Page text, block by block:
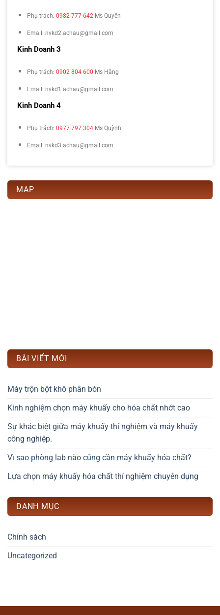
Phụ trách: 0982 777 642 Ms Quyên
Email: nvkd2.achau@gmail.com
Kinh Doanh 3
Phụ trách: 0902 804 600 Ms Hằng
Email: nvkd1.achau@gmail.com
Kinh Doanh 4
Phụ trách: 0977 797 304 Ms Quỳnh
Email: nvkd3.achau@gmail.com
MAP
BÀI VIẾT MỚI
Máy trộn bột khô phân bón
Kinh nghiệm chọn máy khuấy cho hóa chất nhớt cao
Sự khác biệt giữa máy khuấy thí nghiệm và máy khuấy
công nghiệp.
Vì sao phòng lab nào cũng cần máy khuấy hóa chất?
Lựa chọn máy khuấy hóa chất thí nghiệm chuyên dụng
DANH MỤC
Chính sách
Uncategorized